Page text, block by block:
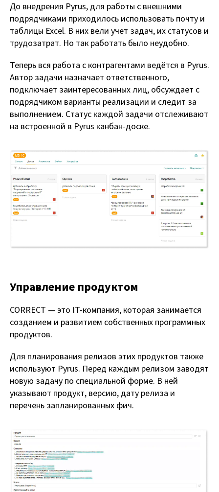
До внедрения Pyrus, для работы с внешними
подрядчиками приходилось использовать почту и
таблицы Excel. В них вели учет задач, их статусов и
трудозатрат. Но так работать было неудобно.
Теперь вся работа с контрагентами ведётся в Pyrus.
Автор задачи назначает ответственного,
подключает заинтересованных лиц, обсуждает с
подрядчиком варианты реализации и следит за
выполнением. Статус каждой задачи отслеживают
на встроенной в Pyrus канбан-доске.
Управление продуктом
CORRECT — это IT-компания, которая занимается
созданием и развитием собственных программных
продуктов.
Для планирования релизов этих продуктов также
используют Pyrus. Перед каждым релизом заводят
новую задачу по специальной форме. В ней
указывают продукт, версию, дату релиза и
перечень запланированных фич.